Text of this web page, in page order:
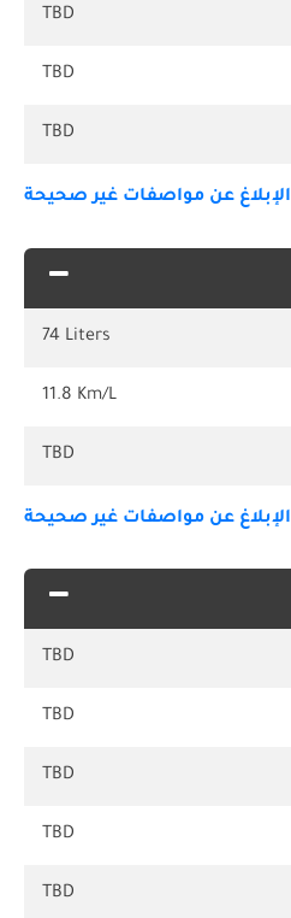
TBD
TBD
TBD
الإبلاغ عن مواصفات غير صحيحة
74 Liters
11.8 Km/L
TBD
الإبلاغ عن مواصفات غير صحيحة
TBD
TBD
TBD
TBD
TBD